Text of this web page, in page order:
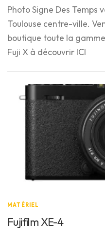
Photo Signe Des Temps
Toulouse centre-ville.
boutique toute la
Fuji X à découvrir ICI
MATÉRIEL
Fujifilm XE-4